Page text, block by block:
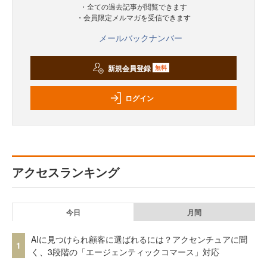
・全ての過去記事が閲覧できます
・会員限定メルマガを受信できます
メールバックナンバー
新規会員登録 無料
ログイン
アクセスランキング
今日 月間
1
AIに見つけられ顧客に選ばれるには？アクセンチュアに聞
く、3段階の「エージェンティックコマース」対応